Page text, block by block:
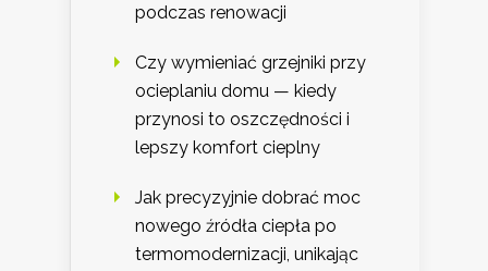
podczas renowacji
Czy wymieniać grzejniki przy
ocieplaniu domu — kiedy
przynosi to oszczędności i
lepszy komfort cieplny
Jak precyzyjnie dobrać moc
nowego źródła ciepła po
termomodernizacji, unikając